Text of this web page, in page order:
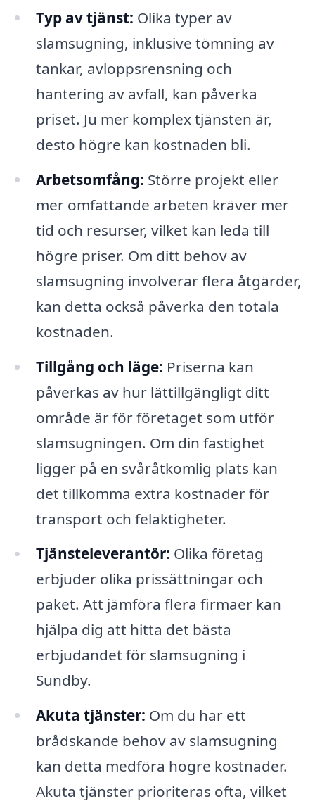
Typ av tjänst: Olika typer av
slamsugning, inklusive tömning av
tankar, avloppsrensning och
hantering av avfall, kan påverka
priset. Ju mer komplex tjänsten är,
desto högre kan kostnaden bli.
Arbetsomfång: Större projekt eller
mer omfattande arbeten kräver mer
tid och resurser, vilket kan leda till
högre priser. Om ditt behov av
slamsugning involverar flera åtgärder,
kan detta också påverka den totala
kostnaden.
Tillgång och läge: Priserna kan
påverkas av hur lättillgängligt ditt
område är för företaget som utför
slamsugningen. Om din fastighet
ligger på en svåråtkomlig plats kan
det tillkomma extra kostnader för
transport och felaktigheter.
Tjänsteleverantör: Olika företag
erbjuder olika prissättningar och
paket. Att jämföra flera firmaer kan
hjälpa dig att hitta det bästa
erbjudandet för slamsugning i
Sundby.
Akuta tjänster: Om du har ett
brådskande behov av slamsugning
kan detta medföra högre kostnader.
Akuta tjänster prioriteras ofta, vilket